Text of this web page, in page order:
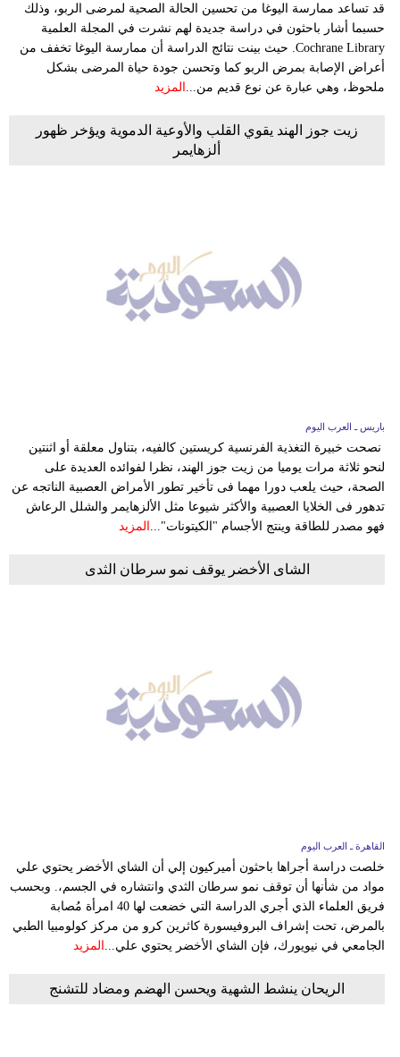
قد تساعد ممارسة اليوغا من تحسين الحالة الصحية لمرضى الربو، وذلك
حسبما أشار باحثون في دراسة جديدة لهم نشرت في المجلة العلمية
Cochrane Library. حيث بينت نتائج الدراسة أن ممارسة اليوغا تخفف من
أعراض الإصابة بمرض الربو كما وتحسن جودة حياة المرضى بشكل
ملحوظ، وهي عبارة عن نوع قديم من... المزيد
زيت جوز الهند يقوي القلب والأوعية الدموية ويؤخر ظهور
ألزهايمر
باريس ـ العرب اليوم
نصحت خبيرة التغذية الفرنسية كريستين كالفيه، بتناول معلقة أو اثنتين
لنحو ثلاثة مرات يوميا من زيت جوز الهند، نظرا لفوائده العديدة على
الصحة، حيث يلعب دورا مهما فى تأخير تطور الأمراض العصبية الناتجه عن
تدهور فى الخلايا العصبية والأكثر شيوعا مثل الألزهايمر والشلل الرعاش
فهو مصدر للطاقة وينتج الأجسام "الكيتونات"...
المزيد
الشاى الأخضر يوقف نمو سرطان الثدى
القاهرة ـ العرب اليوم
خلصت دراسة أجراها باحثون أميركيون إلي أن الشاي الأخضر يحتوي علي
مواد من شأنها أن توقف نمو سرطان الثدي وانتشاره في الجسم،. وبحسب
فريق العلماء الذي أجري الدراسة التي خضعت لها 40 امرأة مُصابة
بالمرض، تحت إشراف البروفيسورة كاثرين كرو من مركز كولومبيا الطبي
الجامعي في نيويورك، فإن الشاي الأخضر يحتوي علي...
المزيد
الريحان ينشط الشهية ويحسن الهضم ومضاد للتشنج